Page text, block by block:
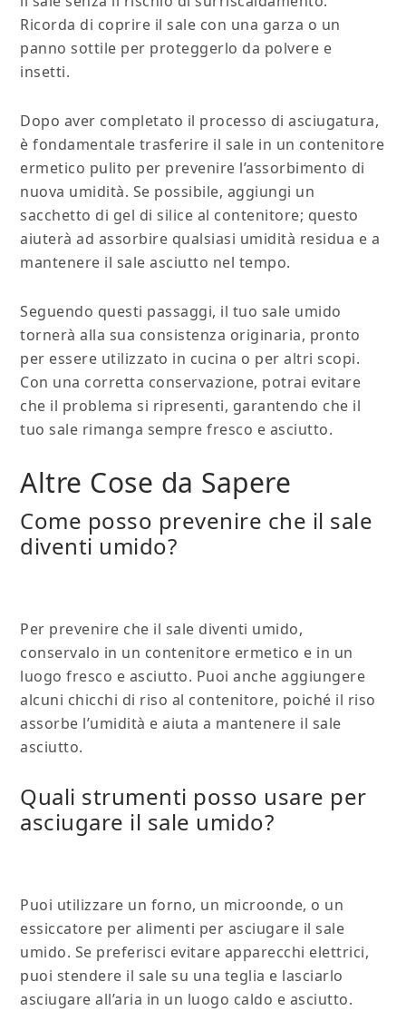
Ricorda di coprire il sale con una garza o un
panno sottile per proteggerlo da polvere e
insetti.
Dopo aver completato il processo di asciugatura,
è fondamentale trasferire il sale in un contenitore
ermetico pulito per prevenire l’assorbimento di
nuova umidità. Se possibile, aggiungi un
sacchetto di gel di silice al contenitore; questo
aiuterà ad assorbire qualsiasi umidità residua e a
mantenere il sale asciutto nel tempo.
Seguendo questi passaggi, il tuo sale umido
tornerà alla sua consistenza originaria, pronto
per essere utilizzato in cucina o per altri scopi.
Con una corretta conservazione, potrai evitare
che il problema si ripresenti, garantendo che il
tuo sale rimanga sempre fresco e asciutto.
Altre Cose da Sapere
Come posso prevenire che il sale
diventi umido?
Per prevenire che il sale diventi umido,
conservalo in un contenitore ermetico e in un
luogo fresco e asciutto. Puoi anche aggiungere
alcuni chicchi di riso al contenitore, poiché il riso
assorbe l’umidità e aiuta a mantenere il sale
asciutto.
Quali strumenti posso usare per
asciugare il sale umido?
Puoi utilizzare un forno, un microonde, o un
essiccatore per alimenti per asciugare il sale
umido. Se preferisci evitare apparecchi elettrici,
puoi stendere il sale su una teglia e lasciarlo
asciugare all’aria in un luogo caldo e asciutto.